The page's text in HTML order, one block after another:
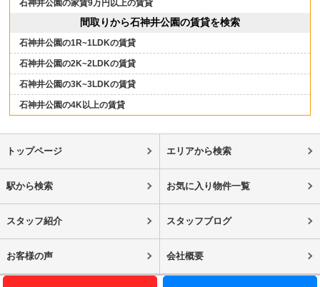
石神井公園の家賃9万円以上の賃貸
間取りから石神井公園の賃貸を検索
石神井公園の1R~1LDKの賃貸
石神井公園の2K~2LDKの賃貸
石神井公園の3K~3LDKの賃貸
石神井公園の4K以上の賃貸
トップページ エリアから検索
駅から検索 お気に入り物件一覧
スタッフ紹介 スタッフブログ
お客様の声 会社概要